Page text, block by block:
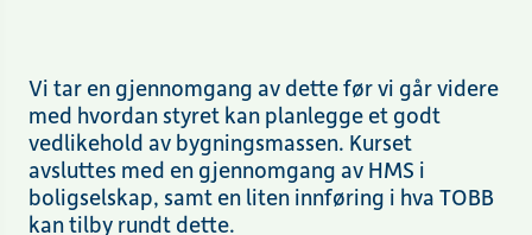
Vi tar en gjennomgang av detteførvi går videre
med hvordan styret kan planlegge et godt
vedlikehold av bygningsmassen. Kurset
avsluttes med en gjennomgang av HMS i
boligselskap, samt en liten innføring i hva TOBB
kan tilby rundt dette.